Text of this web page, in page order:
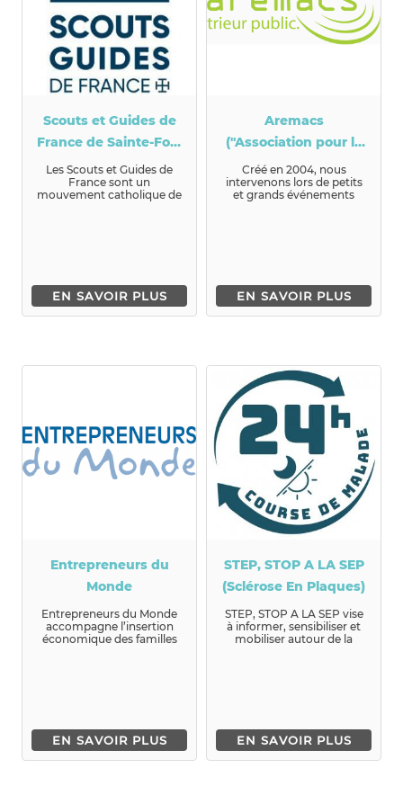
Scouts et Guides de
France de Sainte-Foy-
lès-Lyon
Les Scouts et Guides de
France sont un
mouvement catholique de
EN SAVOIR PLUS
Aremacs
("Association pour le
Respect de
l'Environnement lors
d'événements
Créé en 2004, nous
intervenons lors de petits
et grands événements
EN SAVOIR PLUS
Entrepreneurs du
Monde
Entrepreneurs du Monde
accompagne l’insertion
économique des familles
EN SAVOIR PLUS
STEP, STOP A LA SEP
(Sclérose En Plaques)
STEP, STOP A LA SEP vise
à informer, sensibiliser et
mobiliser autour de la
EN SAVOIR PLUS